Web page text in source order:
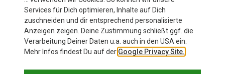
Services für Dich optimieren, Inhalte auf Dich
zuschneiden und dir entsprechend personalisierte
Anzeigen zeigen. Deine Zustimmung schließt ggf. die
Verarbeitung Deiner Daten u.a. auch in den USA ein.
Mehr Infos findest Du auf der Google Privacy Site.